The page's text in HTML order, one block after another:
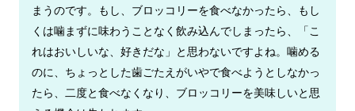
まうのです。もし、ブロッコリーを食べなかったら、もし
くは噛まずに味わうことなく飲み込んでしまったら、「こ
れはおいしいな、好きだな」と思わないですよね。噛める
のに、ちょっとした歯ごたえがいやで食べようとしなかっ
たら、二度と食べなくなり、ブロッコリーを美味しいと思